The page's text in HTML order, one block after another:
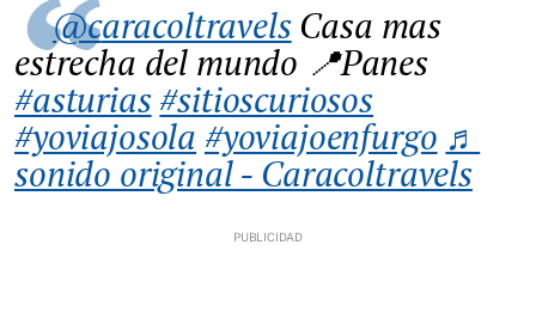
@caracoltravelsCasa mas
estrecha del mundo 📍Panes
#asturias#sitioscuriosos
#yoviajosola #yoviajoenfurgo ♬
sonido original - Caracoltravels